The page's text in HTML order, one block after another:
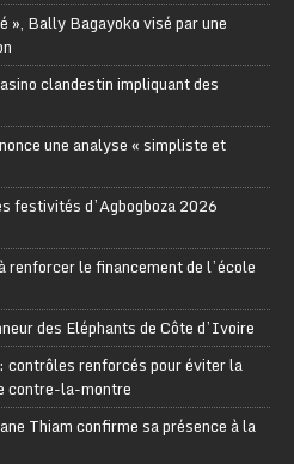
», Bally Bagayoko visé par une
clandestin impliquant des
une analyse « simpliste et
festivités d’Agbogboza 2026
renforcer le financement de l’école
des Eléphants de Côte d’Ivoire
contrôles renforcés pour éviter la
contre-la-montre
Thiam confirme sa présence à la